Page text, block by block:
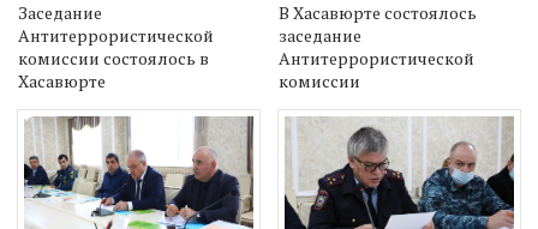
Заседание
Антитеррористической
комиссии состоялось в
Хасавюрте
В Хасавюрте состоялось
заседание
Антитеррористической
комиссии